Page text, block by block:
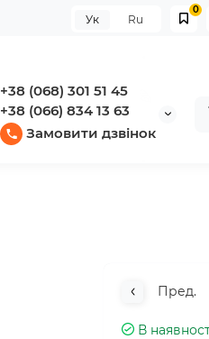
0
Ук Ru
+38 (068) 301 51 45
+38 (066) 834 13 63
Замовити дзвінок
Пред.
В